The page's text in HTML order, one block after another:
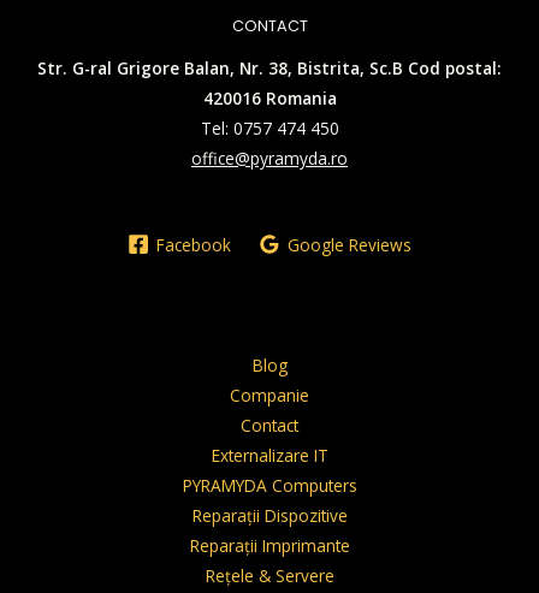
CONTACT
Str. G-ral Grigore Balan, Nr. 38, Bistrita, Sc.B Cod postal:
420016 Romania
Tel: 0757 474 450
office@pyramyda.ro
Facebook Google Reviews
Blog
Companie
Contact
Externalizare IT
PYRAMYDA Computers
Reparații Dispozitive
Reparații Imprimante
Rețele & Servere